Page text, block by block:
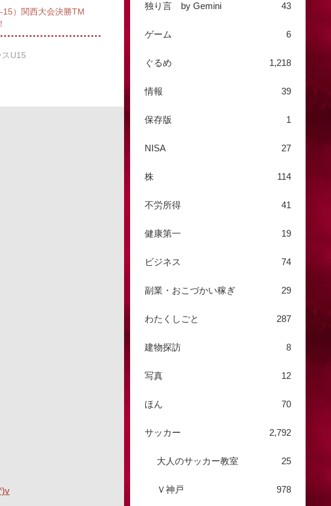
15）関西大会決勝TM
U15
独り言 by Gemini 43
ゲーム 6
ぐるめ 1,218
情報 39
保存版 1
NISA 27
株 114
不労所得 41
健康第一 19
ビジネス 74
副業・おこづかい稼ぎ 29
わたくしごと 287
建物探訪 8
写真 12
ほん 70
サッカー 2,792
大人のサッカー教室 25
Ｖ神戸 978